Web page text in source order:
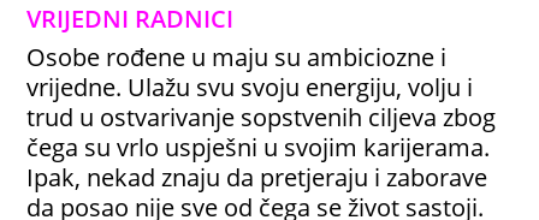
VRIJEDNI RADNICI
Osobe rođene u maju su ambiciozne i
vrijedne. Ulažu svu svoju energiju, volju i
trud u ostvarivanje sopstvenih ciljeva zbog
čega su vrlo uspješni u svojim karijerama.
Ipak, nekad znaju da pretjeraju i zaborave
da posao nije sve od čega se život sastoji.